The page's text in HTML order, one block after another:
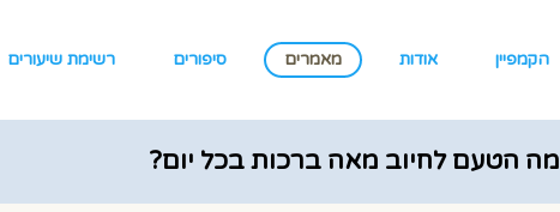
הקמפיין אודות מאמרים סיפורים רשימת שיעורים
מה הטעם לחיוב מאה ברכות בכל יום?